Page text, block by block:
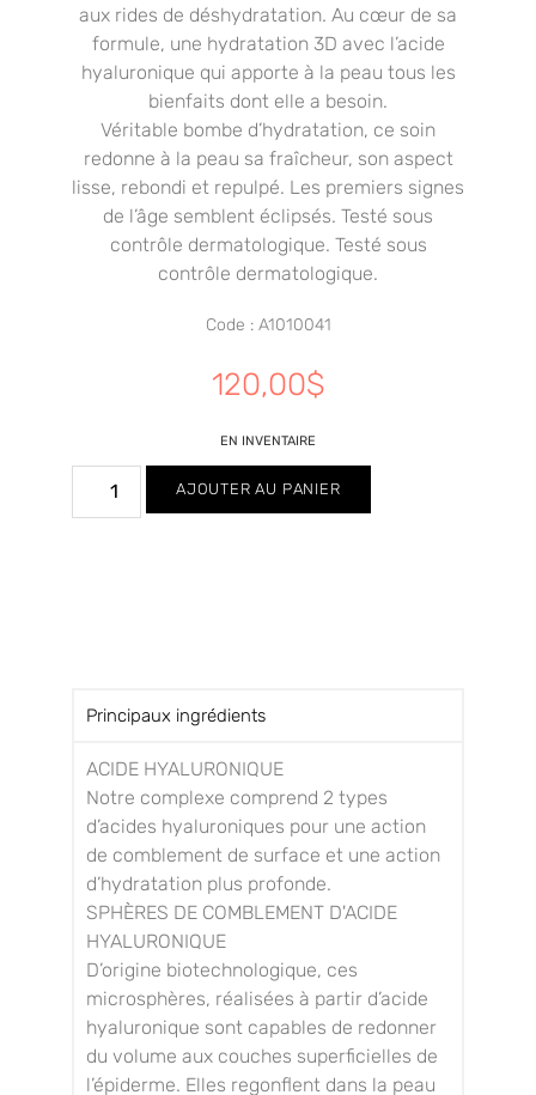
aux rides de déshydratation. Au cœur de sa
formule, une hydratation 3D avec l’acide
hyaluronique qui apporte à la peau tous les
bienfaits dont elle a besoin.
Véritable bombe d’hydratation, ce soin
redonne à la peau sa fraîcheur, son aspect
lisse, rebondi et repulpé. Les premiers signes
de l’âge semblent éclipsés. Testé sous
contrôle dermatologique. Testé sous
contrôle dermatologique.
Code : A1010041
120,00$
EN INVENTAIRE
AJOUTER AU PANIER
Principaux ingrédients
ACIDE HYALURONIQUE
Notre complexe comprend 2 types
d’acides hyaluroniques pour une action
de comblement de surface et une action
d’hydratation plus profonde.
SPHÈRES DE COMBLEMENT D'ACIDE
HYALURONIQUE
D’origine biotechnologique, ces
microsphères, réalisées à partir d’acide
hyaluronique sont capables de redonner
du volume aux couches superficielles de
l’épiderme. Elles regonflent dans la peau